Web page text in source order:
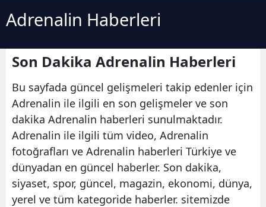
Adrenalin Haberleri
Son Dakika Adrenalin Haberleri
Bu sayfada güncel gelişmeleri takip edenler için
Adrenalin ile ilgili en son gelişmeler ve son
dakika Adrenalin haberleri sunulmaktadır.
Adrenalin ile ilgili tüm video, Adrenalin
fotoğrafları ve Adrenalin haberleri Türkiye ve
dünyadan en güncel haberler. Son dakika,
siyaset, spor, güncel, magazin, ekonomi, dünya,
yerel ve tüm kategoride haberler. sitemizde